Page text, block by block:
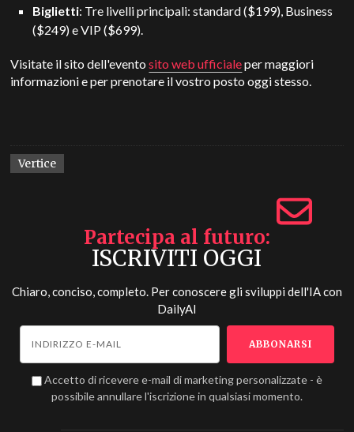
Biglietti: Tre livelli principali: standard ($199), Business
($249) e VIP ($699).
Visitate il sito dell'eventosito web ufficialeper maggiori
informazioni e per prenotare il vostro posto oggi stesso.
Vertice
Partecipa al futuro
ISCRIVITI OGGI
Chiaro, conciso, completo. Per conoscere gli sviluppi dell'IA con
DailyAI
Accetto di ricevere e-mail di marketing personalizzate - è
possibile annullare l'iscrizione in qualsiasi momento.